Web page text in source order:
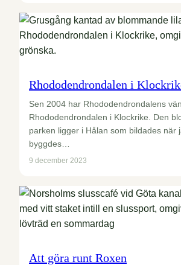
Rhododendrondalen i
Sen 2004 har Rhododendrondalens
Rhododendrondalen i Klockrike. Den
parken ligger i Hålan som bildades när
byggdes…
9 december 2023
Att göra runt Roxen